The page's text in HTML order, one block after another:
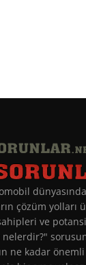
çözüm yolları
ve
ne kadar